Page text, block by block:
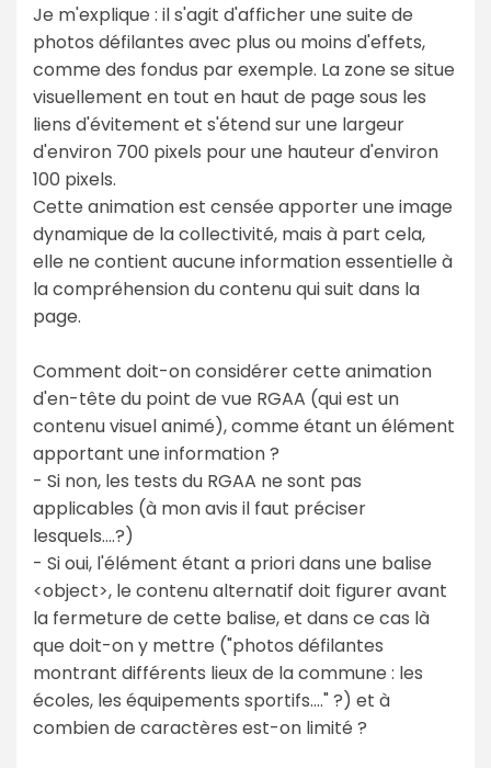
Je m'explique : il s'agit d'afficher une suite de
photos défilantes avec plus ou moins d'effets,
comme des fondus par exemple. La zone se situe
visuellement en tout en haut de page sous les
liens d'évitement et s'étend sur une largeur
d'environ 700 pixels pour une hauteur d'environ
100 pixels.
Cette animation est censée apporter une image
dynamique de la collectivité, mais à part cela,
elle ne contient aucune information essentielle à
la compréhension du contenu qui suit dans la
page.
Comment doit-on considérer cette animation
d'en-tête du point de vue RGAA (qui est un
contenu visuel animé), comme étant un élément
apportant une information ?
- Si non, les tests du RGAA ne sont pas
applicables (à mon avis il faut préciser
lesquels....?)
- Si oui, l'élément étant a priori dans une balise
<object>, le contenu alternatif doit figurer avant
la fermeture de cette balise, et dans ce cas là
que doit-on y mettre ("photos défilantes
montrant différents lieux de la commune : les
écoles, les équipements sportifs...." ?) et à
combien de caractères est-on limité ?